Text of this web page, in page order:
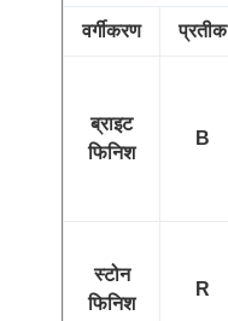
वर्गीकरण प्रतीक
ब्राइट
फिनिश
B
स्टोन
फिनिश
R